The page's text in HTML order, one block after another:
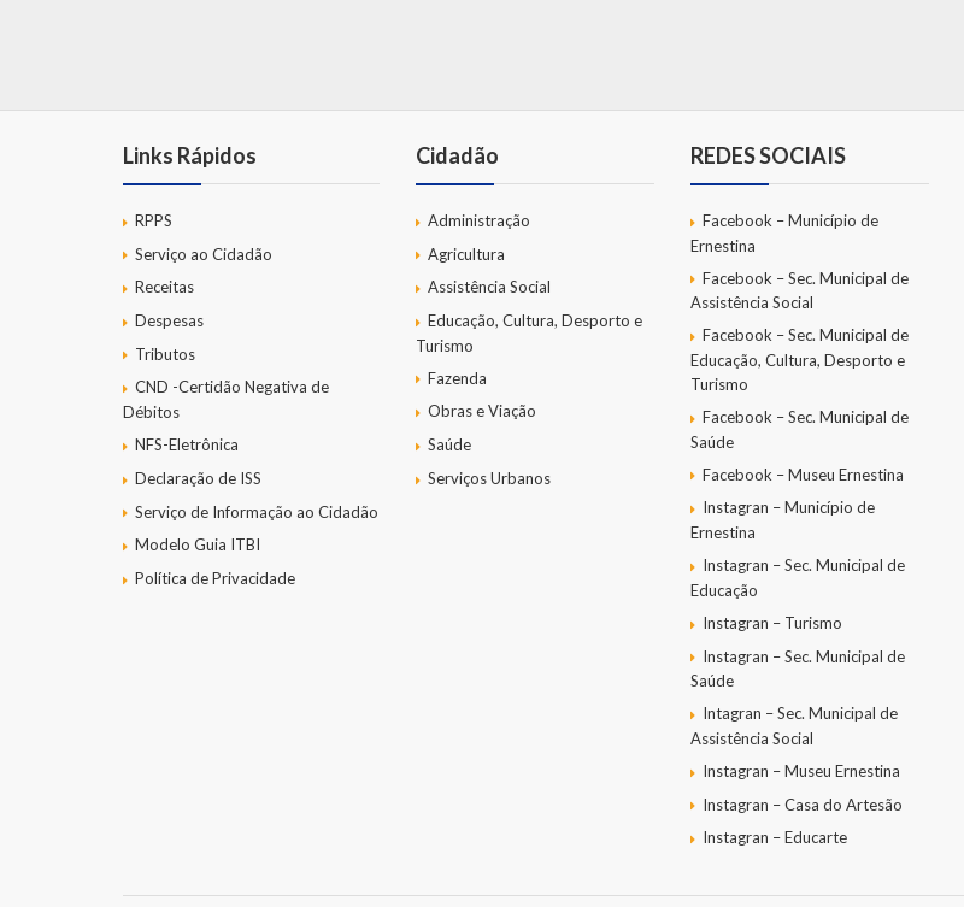
Links Rápidos
RPPS
Serviço ao Cidadão
Receitas
Despesas
Tributos
CND -Certidão Negativa de
Débitos
NFS-Eletrônica
Declaração de ISS
Serviço de Informação ao Cidadão
Modelo Guia ITBI
Política de Privacidade
Cidadão
Administração
Agricultura
Assistência Social
Educação, Cultura, Desporto e
Turismo
Fazenda
Obras e Viação
Saúde
Serviços Urbanos
REDES SOCIAIS
Facebook – Município de
Ernestina
Facebook – Sec. Municipal de
Assistência Social
Facebook – Sec. Municipal de
Educação, Cultura, Desporto e
Turismo
Facebook – Sec. Municipal de
Saúde
Facebook – Museu Ernestina
Instagran – Município de
Ernestina
Instagran – Sec. Municipal de
Educação
Instagran – Turismo
Instagran – Sec. Municipal de
Saúde
Intagran – Sec. Municipal de
Assistência Social
Instagran – Museu Ernestina
Instagran – Casa do Artesão
Instagran – Educarte